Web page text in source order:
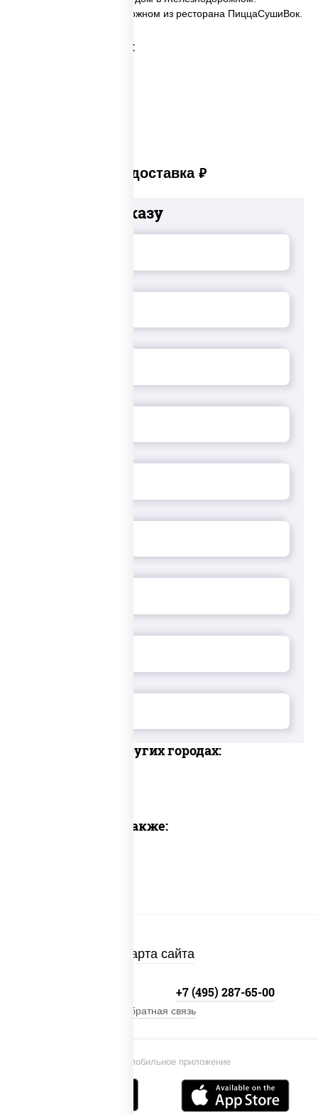
✅ Канада в Железнодорожном из ресторана ПиццаСушиВок.
Категории товара:
Платная доставка руб
Добавьте к заказу
Доставка в других городах:
Предлагаем также:
Карта сайта
Установи мобильное приложение
+7 (495) 287-65-00
Обратная связь